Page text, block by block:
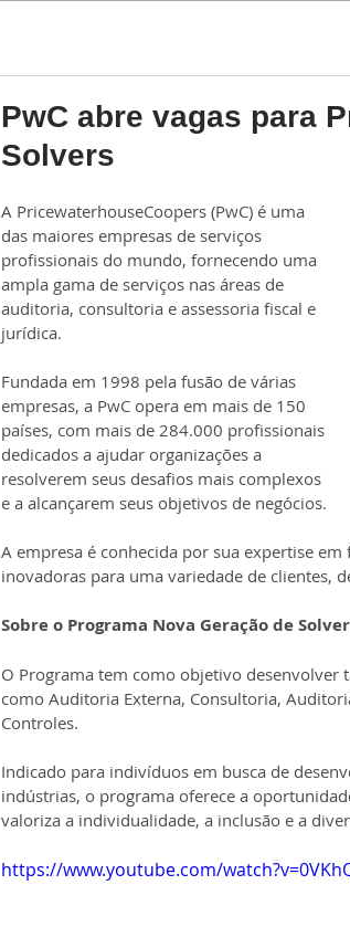
PwC abre vagas para
Solvers
A PricewaterhouseCoopers (PwC) é uma
das maiores empresas de serviços
profissionais do mundo, fornecendo uma
ampla gama de serviços nas áreas de
auditoria, consultoria e assessoria fiscal e
jurídica.
Fundada em 1998 pela fusão de várias
empresas, a PwC opera em mais de 150
países, com mais de 284.000 profissionais
dedicados a ajudar organizações a
resolverem seus desafios mais complexos
e a alcançarem seus objetivos de negócios.
A empresa é conhecida por sua expertise
inovadoras para uma variedade de clientes,
Sobre o Programa Nova Geração de
O Programa tem como objetivo
como Auditoria Externa, Consultoria,
Controles.
Indicado para indivíduos em busca de
indústrias, o programa oferece a
valoriza a individualidade, a inclusão e a
https://www.youtube.com/